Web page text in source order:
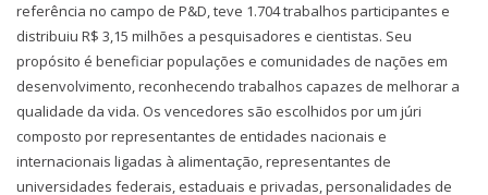
referência no campo de P&D, teve 1.704 trabalhos participantes e
distribuiu R$ 3,15 milhões a pesquisadores e cientistas. Seu
propósito é beneficiar populações e comunidades de nações em
desenvolvimento, reconhecendo trabalhos capazes de melhorar a
qualidade da vida. Os vencedores são escolhidos por um júri
composto por representantes de entidades nacionais e
internacionais ligadas à alimentação, representantes de
universidades federais, estaduais e privadas, personalidades de